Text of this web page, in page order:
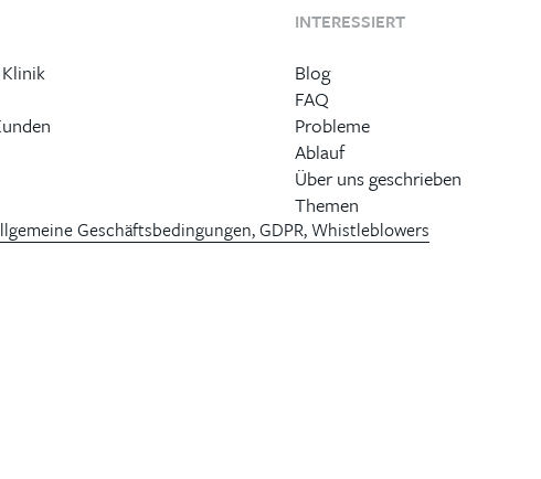
INTERESSIERT
Blog
FAQ
Probleme
Ablauf
Über uns geschrieben
Themen
Geschäftsbedingungen, GDPR, Whistleblowers